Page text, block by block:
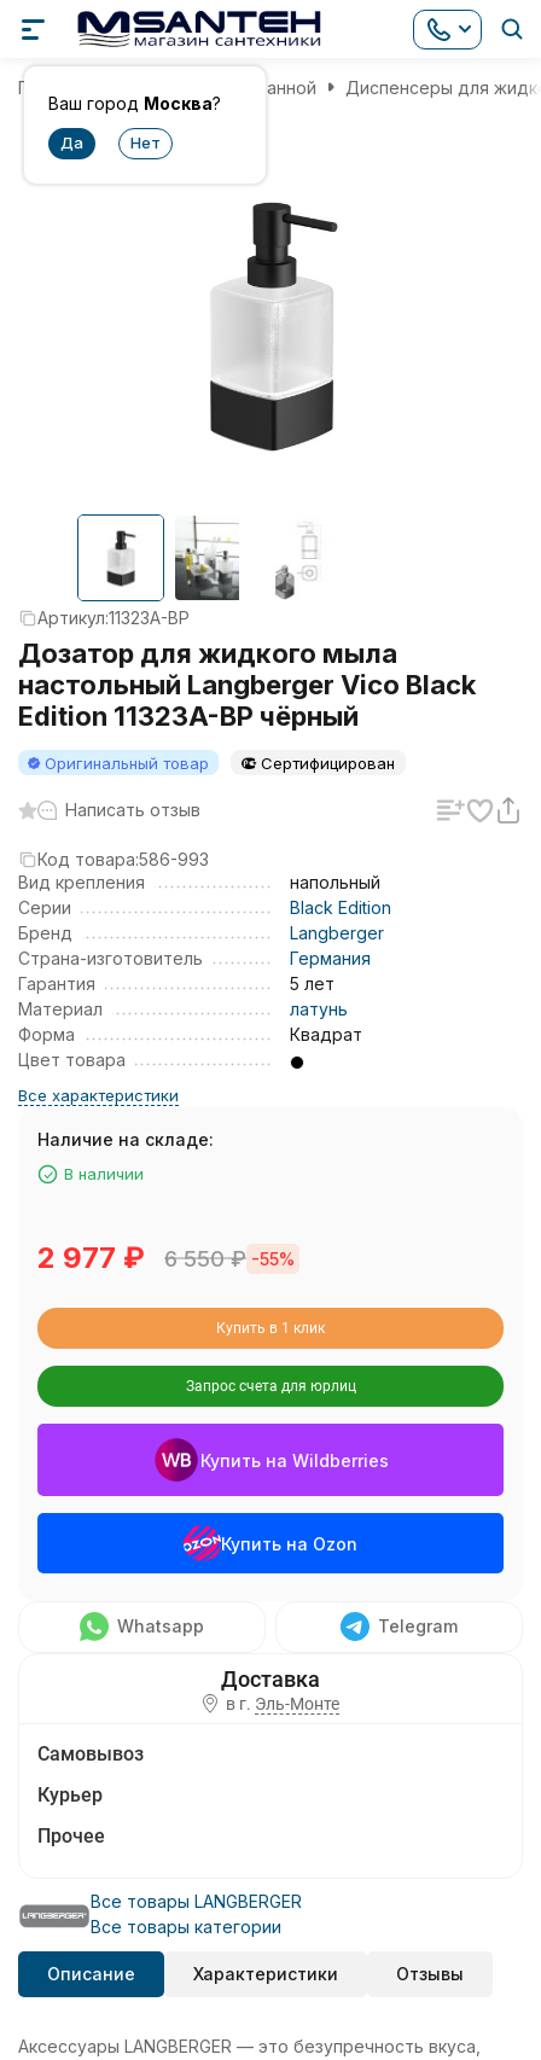
Ваш город Москва?
Главная Аксессуары для ванной Диспенсеры для
Артикул:11323A-BP
Дозатор для жидкого мыла
настольный Langberger Vico Black
Edition 11323A-BP чёрный
Оригинальный товар Сертифицирован
Написать отзыв
Код товара:586-993
Вид крепления
напольный
Серии
Black Edition
Бренд
Langberger
Страна-изготовитель
Германия
Гарантия
5 лет
Материал
латунь
Форма
Квадрат
Цвет товара
Все характеристики
Наличие на складе:
В наличии
2 977 ₽ 6 550₽ -55%
Купить в 1 клик
Запрос счета для юрлиц
Купить на Wildberries
Купить на Ozon
Whatsapp Telegram
в г. Эль-Монте
Самовывоз
Курьер
Прочее
Все товары LANGBERGER
Все товары категории
Описание Характеристики Отзывы
Аксессуары LANGBERGER — это безупречность вкуса,